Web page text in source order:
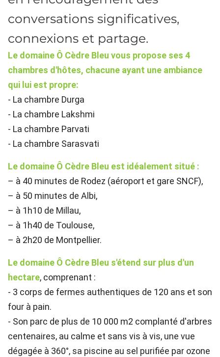
conversations significatives,
connexions et partage.
Le domaine Ô Cèdre Bleu vous propose ses 4
chambres d'hôtes, chacune ayant une ambiance
qui lui est propre:
- La chambre Durga
- La chambre Lakshmi
- La chambre Parvati
- La chambre Sarasvati
Le domaine Ô Cèdre Bleu est idéalement situé :
– à 40 minutes de Rodez (aéroport et gare SNCF),
– à 50 minutes de Albi,
– à 1h10 de Millau,
– à 1h40 de Toulouse,
– à 2h20 de Montpellier.
Le domaine Ô Cèdre Bleu s'étend sur plus d'un
hectare, comprenant :
- 3 corps de fermes authentiques de 120 ans et son
four à pain.
- Son parc de plus de 10 000 m2 complanté d'arbres
centenaires, au calme et sans vis à vis, une vue
dégagée à 360°, sa piscine au sel purifiée par ozone